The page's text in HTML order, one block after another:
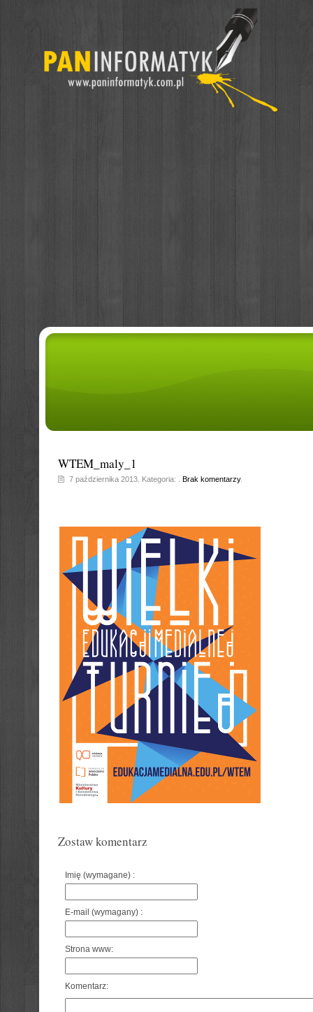
WTEM_maly_1
7 października 2013. Kategoria: . Brak komentarzy.
Zostaw komentarz
Imię (wymagane) :
E-mail (wymagany) :
Strona www:
Komentarz: